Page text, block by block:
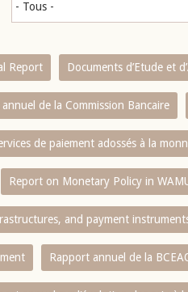
Report Documents d’Etude et
de la Commission Bancaire
de paiement adossés à la
Report on Monetary Policy in
and payment
Rapport annuel de la